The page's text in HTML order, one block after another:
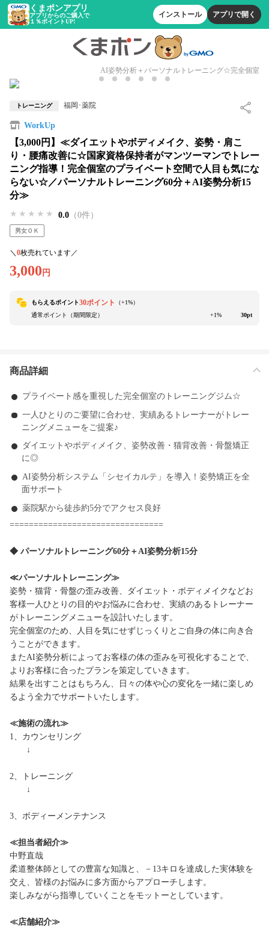
くまポンアプリ
アプリからのご購入で
１％ポイントUP!
インストール アプリで開く
AI姿勢分析＋パーソナルトレーニング☆完全個室
トレーニング 福岡･薬院
WorkUp
【3,000円】≪ダイエットやボディメイク、姿勢・肩こ
り・腰痛改善に☆国家資格保持者がマンツーマンでトレー
ニング指導！完全個室のプライベート空間で人目も気にな
らない☆／パーソナルトレーニング60分＋AI姿勢分析15
分≫
★★★★★
★★★★★
★★★★★ 0.0 （0件）
男女ＯＫ
＼ 0枚売れています／
3,000 円
もらえるポイント30ポイント （+1%）
通常ポイント（期間限定）
+1% 30pt
商品詳細
プライベート感を重視した完全個室のトレーニングジム☆
一人ひとりのご要望に合わせ、実績あるトレーナーがトレー
ニングメニューをご提案♪
ダイエットやボディメイク、姿勢改善・猫背改善・骨盤矯正
に◎
AI姿勢分析システム「シセイカルテ」を導入！姿勢矯正を全
面サポート
薬院駅から徒歩約5分でアクセス良好
================================
◆ パーソナルトレーニング60分＋AI姿勢分析15分
≪パーソナルトレーニング≫
姿勢・猫背・骨盤の歪み改善、ダイエット・ボディメイクなどお
客様一人ひとりの目的やお悩みに合わせ、実績のあるトレーナー
がトレーニングメニューを設計いたします。
完全個室のため、人目を気にせずじっくりとご自身の体に向き合
うことができます。
またAI姿勢分析によってお客様の体の歪みを可視化することで、
よりお客様に合ったプランを策定していきます。
結果を出すことはもちろん、日々の体や心の変化を一緒に楽しめ
るよう全力でサポートいたします。
≪施術の流れ≫
1、カウンセリング
↓
2、トレーニング
↓
3、ボディーメンテナンス
≪担当者紹介≫
中野直哉
柔道整体師としての豊富な知識と、－13キロを達成した実体験を
交え、皆様のお悩みに多方面からアプローチします。
楽しみながら指導していくことをモットーとしています。
≪店舗紹介≫